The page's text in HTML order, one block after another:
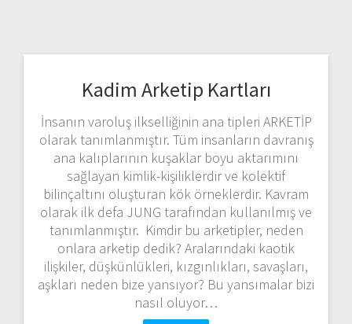
Kadim Arketip Kartları
İnsanın varoluş ilkselliğinin ana tipleri ARKETİP
olarak tanımlanmıştır. Tüm insanların davranış
ana kalıplarının kuşaklar boyu aktarımını
sağlayan kimlik-kişiliklerdir ve kolektif
bilinçaltını oluşturan kök örneklerdir. Kavram
olarak ilk defa JUNG tarafından kullanılmış ve
tanımlanmıştır. Kimdir bu arketipler, neden
onlara arketip dedik? Aralarındaki kaotik
ilişkiler, düşkünlükleri, kızgınlıkları, savaşları,
aşkları neden bize yansıyor? Bu yansımalar bizi
nasıl oluyor…